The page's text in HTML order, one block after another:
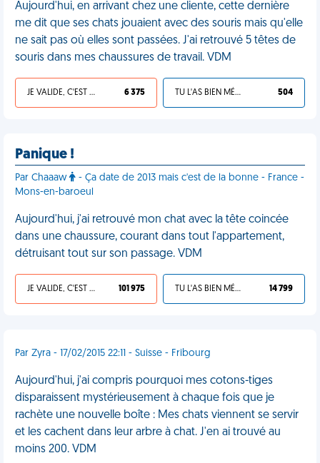
Aujourd'hui, en arrivant chez une cliente, cette dernière
me dit que ses chats jouaient avec des souris mais qu'elle
ne sait pas où elles sont passées. J'ai retrouvé 5 têtes de
souris dans mes chaussures de travail. VDM
JE VALIDE, C'EST UNE VDM 6 375 TU L'AS BIEN MÉRITÉ 504
Panique !
Par Chaaaw
- Ça date de 2013 mais c'est de la bonne - France -
Mons-en-baroeul
Aujourd'hui, j'ai retrouvé mon chat avec la tête coincée
dans une chaussure, courant dans tout l'appartement,
détruisant tout sur son passage. VDM
JE VALIDE, C'EST UNE VDM 101 975 TU L'AS BIEN MÉRITÉ 14 799
Par Zyra - 17/02/2015 22:11 - Suisse - Fribourg
Aujourd'hui, j'ai compris pourquoi mes cotons-tiges
disparaissent mystérieusement à chaque fois que je
rachète une nouvelle boîte : Mes chats viennent se servir
et les cachent dans leur arbre à chat. J'en ai trouvé au
moins 200. VDM